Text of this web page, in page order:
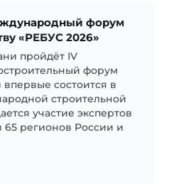
форум
«РЕБУС 2026»
пройдёт IV
форум
состоится в
строительной
участие экспертов
регионов России и